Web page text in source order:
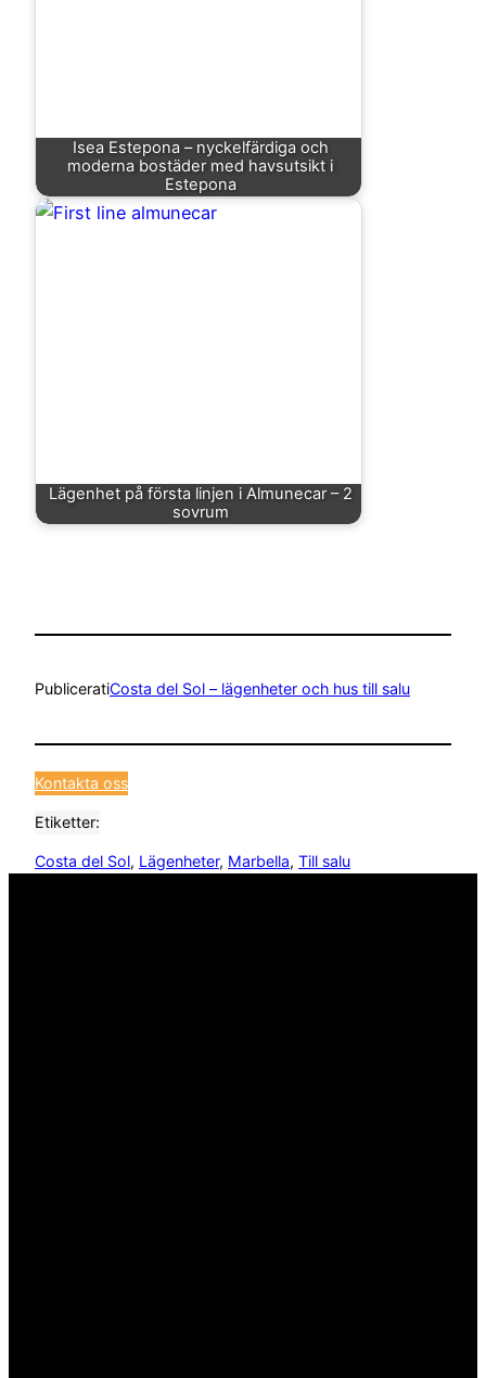
Isea Estepona – nyckelfärdiga och
moderna bostäder med havsutsikt i
Estepona
Lägenhet på första linjen i Almunecar – 2
sovrum
PubliceratiCosta del Sol – lägenheter och hus till salu
Kontakta oss
Etiketter:
Costa del Sol, Lägenheter, Marbella, Till salu